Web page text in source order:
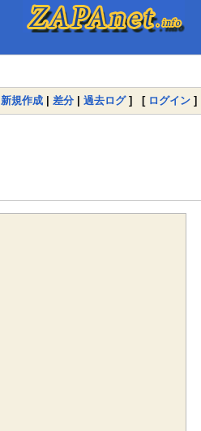
新規作成 | 差分 | 過去ログ] [ ログイン ]